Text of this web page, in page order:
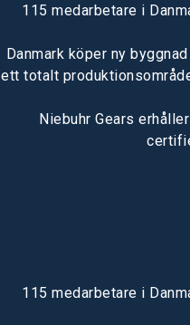
115 medarbetare i
Danmark köper ny
ett totalt
Niebuhr Gears
115 medarbetare i